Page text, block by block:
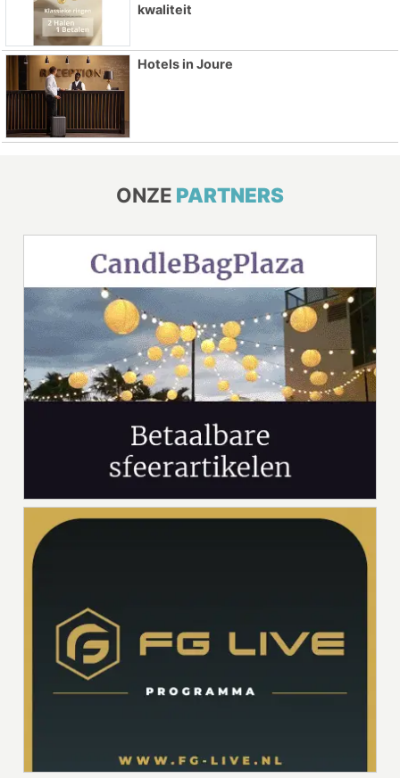
kwaliteit
Hotels in Joure
ONZE PARTNERS